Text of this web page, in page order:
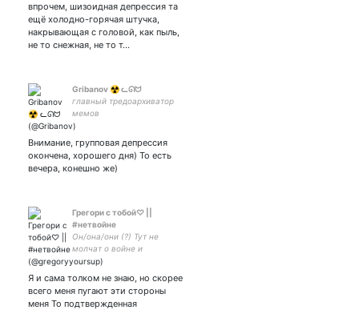
🔥Узнать больше:
впрочем, шизоидная депрессия та
ещё холодно-горячая штучка,
накрывающая с головой, как пыль,
не то снежная, не то т…
Gribanov ☢ ᓚᘏᗢ
главный тредоархиватор
мемов
Внимание, групповая депрессия
окончена, хорошего дня) То есть
вечера, конешно же)
Грегори с тобой♡ ||
#нетвойне
Он/она/они (?) Тут не
молчат о войне и
ненависти, ставится тв на
Не сапп, но выслушаю и
дам поддержку❤️
Я и сама толком не знаю, но скорее
всего меня пугают эти стороны
меня То подтвержденная